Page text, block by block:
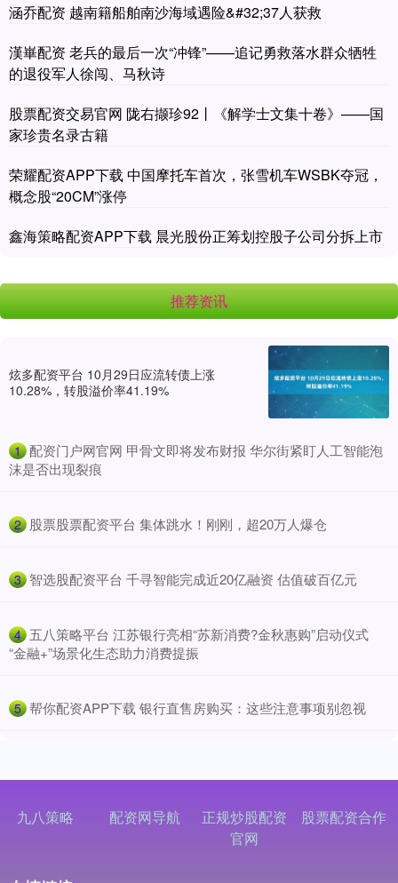
涵乔配资 越南籍船舶南沙海域遇险&#32;37人获救
漢崋配资 老兵的最后一次“冲锋”——追记勇救落水群众牺牲
的退役军人徐闯、马秋诗
股票配资交易官网 陇右撷珍92丨《解学士文集十卷》——国
家珍贵名录古籍
荣耀配资APP下载 中国摩托车首次，张雪机车WSBK夺冠，
概念股“20CM”涨停
鑫海策略配资APP下载 晨光股份正筹划控股子公司分拆上市
推荐资讯
炫多配资平台 10月29日应流转债上涨
10.28%，转股溢价率41.19%
1 ​配资门户网官网 甲骨文即将发布财报 华尔街紧盯人工智能泡
沫是否出现裂痕
2 ​股票股票配资平台 集体跳水！刚刚，超20万人爆仓
3 ​智选股配资平台 千寻智能完成近20亿融资 估值破百亿元
4 ​五八策略平台 江苏银行亮相“苏新消费?金秋惠购”启动仪式
“金融+”场景化生态助力消费提振
5 ​帮你配资APP下载 银行直售房购买：这些注意事项别忽视
九八策略 配资网导航
正规炒股配资
官网
股票配资合作